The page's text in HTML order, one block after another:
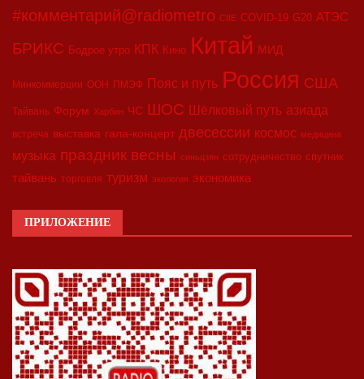
#комментарий@radiometro CIIE COVID-19 G20 АТЭС
БРИКС Бодрое утро КПК Кино Китай МИД
Минкоммерции ООН ПМЭФ Пояс и путь Россия США
Тайвань Форум Харбин ЧС ШОС Шёлковый путь азиада
встреча выставка гала-концерт двесессии космос медицина
музыка праздник весны синьцзян сотрудничество спутник
тайвань торговля туризм экология экономика
ПРИЛОЖЕНИЕ